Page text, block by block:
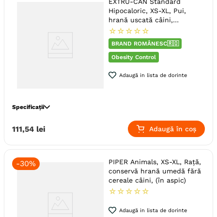
Nu
In Aspic
Conserva
Hipocaloric, XS-XL, Pui,
hrană uscată câini,
obezitate, 10kg
☆ ☆ ☆ ☆ ☆
BRAND ROMÂNESC🇷🇴
Obesity Control
Adaugă in lista de dorinte
Specificații
Specie
Mica (S) Medie (M)
Mare (L) Giant (XL)
Varsta
Adult
Economic
Pui
Uscata prin extrudare
111,54 lei Adaugă în coș
-30%
PIPER Animals, XS-XL, Rață,
conservă hrană umedă fără
cereale câini, (în aspic)
☆ ☆ ☆ ☆ ☆
Adaugă in lista de dorinte